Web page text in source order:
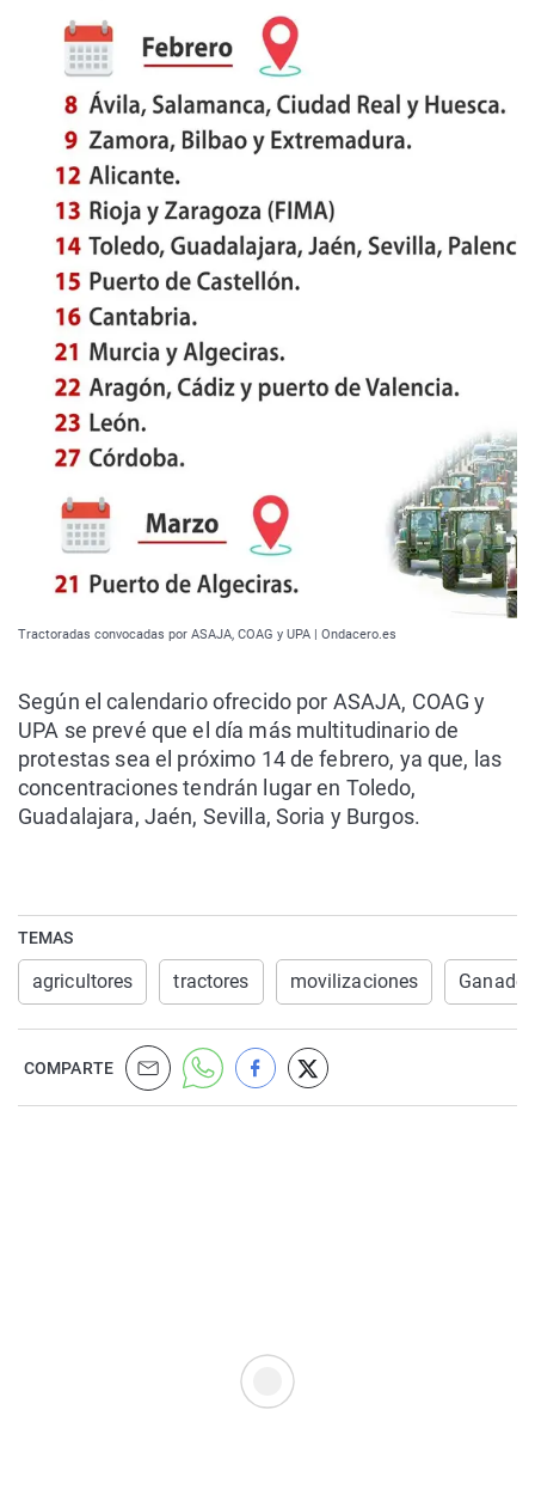
Tractoradas convocadas por ASAJA, COAG y UPA | Ondacero.es
Según el calendario ofrecido por ASAJA, COAG y
UPA se prevé que el día más multitudinario de
protestas sea el próximo 14 de febrero, ya que, las
concentraciones tendrán lugar en Toledo,
Guadalajara, Jaén, Sevilla, Soria y Burgos.
TEMAS
agricultores tractores movilizaciones
COMPARTE